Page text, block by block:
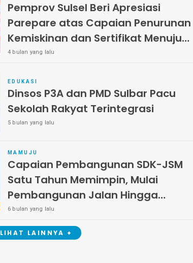
Pemprov Sulsel Beri Apresiasi
Parepare atas Capaian Penurunan
Kemiskinan dan Sertifikat Menuju
Kota Bersih
4 bulan yang lalu
EDUKASI
Dinsos P3A dan PMD Sulbar Pacu
Sekolah Rakyat Terintegrasi
5 bulan yang lalu
MAMUJU
Capaian Pembangunan SDK-JSM
Satu Tahun Memimpin, Mulai
Pembangunan Jalan Hingga
Kemiskinan Mulai Menurun
6 bulan yang lalu
LIHAT LAINNYA +